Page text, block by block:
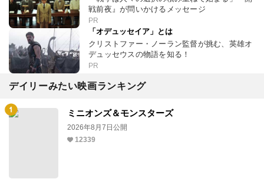
戦前夜』が問いかけるメッセージ
PR
「オデュッセイア」とは
クリストファー・ノーラン監督が挑む、英雄オ
デュッセウスの物語を知る！
PR
デイリーみたい映画ランキング
ミニオンズ＆モンスターズ
2026年8月7日公開
12339